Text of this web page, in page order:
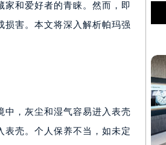
预约）
）
前预约）
家和爱好者的青睐。然而，即
损害。本文将深入解析帕玛强
中，灰尘和湿气容易进入表壳
表壳。个人保养不当，如未定